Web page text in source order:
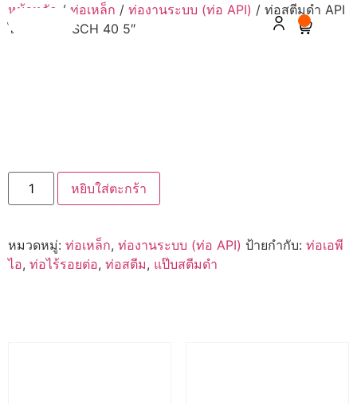
หน้าหลัก / ท่อเหล็ก / ท่องานระบบ (ท่อ API) / ท่อสตีมดำ API
ไม่มีตะเข็บ SCH 40 5″
หยิบใส่ตะกร้า
หมวดหมู่: ท่อเหล็ก, ท่องานระบบ (ท่อ API) ป้ายกำกับ: ท่อเอพี
ไอ, ท่อไร้รอยต่อ, ท่อสตีม, แป๊บสตีมดำ